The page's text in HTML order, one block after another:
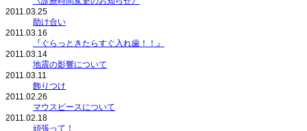
2011.03.25
助け合い
2011.03.16
『ぐらっときたらすぐ入れ歯！！』
2011.03.14
地震の影響について
2011.03.11
飾りつけ
2011.02.26
マウスピースについて
2011.02.18
頑張って！